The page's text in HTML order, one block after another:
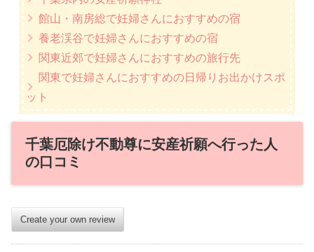
館山・南房総で妊婦さんにおすすめの宿
養老渓谷で妊婦さんにおすすめの宿
関東近郊で妊婦さんにおすすめの旅行先
関東で妊婦さんにおすすめの日帰りお出かけスポ
ット
千葉厄除け不動尊に安産祈願へ行った人
の口コミ
Create your own review